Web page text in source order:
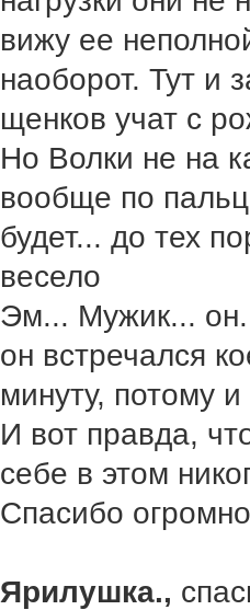
вижу ее
наоборот. Тут и
щенков учат с
Но Волки не на
вообще по
будет... до тех
весело
Эм... Мужик...
он встречался
минуту, потому
И вот правда,
себе в этом
Спасибо
Ярилушка.,